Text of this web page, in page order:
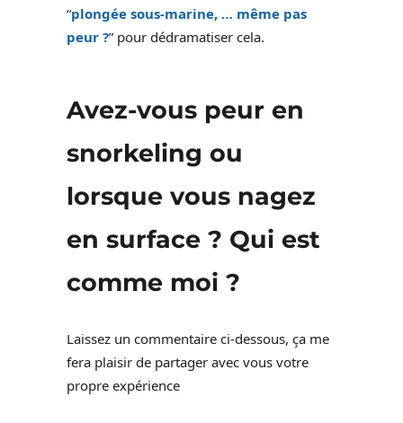
“plongée sous-marine, … même pas
peur ?” pour dédramatiser cela.
Avez-vous peur en
snorkeling ou
lorsque vous nagez
en surface ? Qui est
comme moi ?
Laissez un commentaire ci-dessous, ça me
fera plaisir de partager avec vous votre
propre expérience